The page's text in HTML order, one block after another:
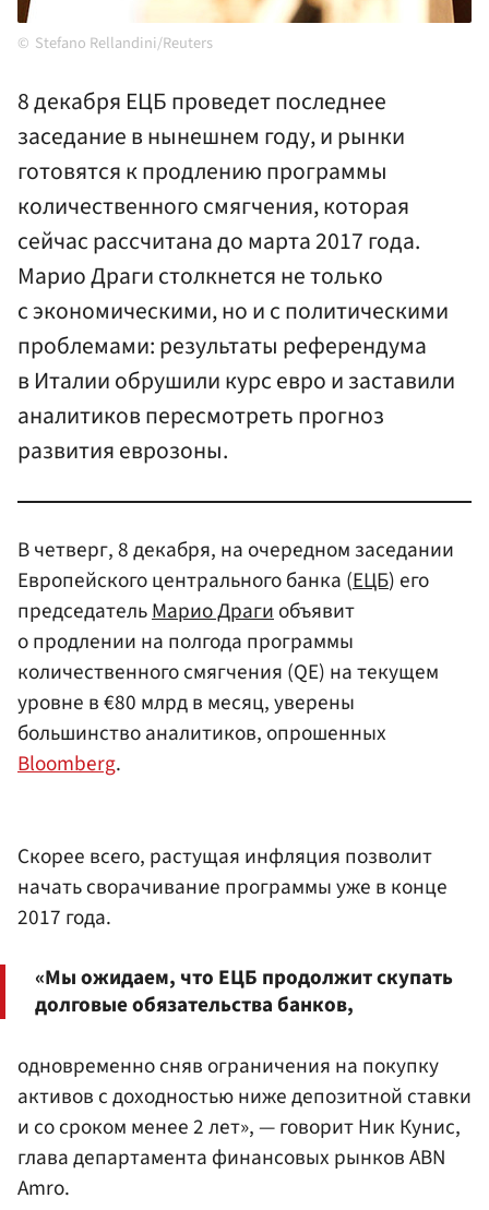
Stefano Rellandini/Reuters
8 декабря ЕЦБ проведет последнее
заседание в нынешнем году, и рынки
готовятся к продлению программы
количественного смягчения, которая
сейчас рассчитана до марта 2017 года.
Марио Драги столкнется не только
с экономическими, но и с политическими
проблемами: результаты референдума
в Италии обрушили курс евро и заставили
аналитиков пересмотреть прогноз
развития еврозоны.
В четверг, 8 декабря, на очередном заседании
Европейского центрального банка (ЕЦБ) его
председательМарио Драгиобъявит
о продлении на полгода программы
количественного смягчения (QE) на текущем
уровне в €80 млрд в месяц, уверены
большинство аналитиков, опрошенных
Bloomberg.
Скорее всего, растущая инфляция позволит
начать сворачивание программы уже в конце
2017 года.
«Мы ожидаем, что ЕЦБ продолжит скупать
долговые обязательства банков,
одновременно сняв ограничения на покупку
активов с доходностью ниже депозитной ставки
и со сроком менее 2 лет», — говорит Ник Кунис,
глава департамента финансовых рынков ABN
Amro.